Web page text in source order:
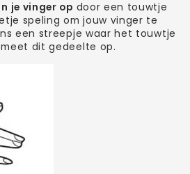
je vinger op door een touwtje
speling om jouw vinger te
een streepje waar het touwtje
dit gedeelte op.